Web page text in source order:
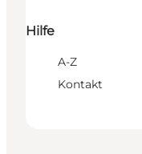
Hilfe
A-Z
Kontakt